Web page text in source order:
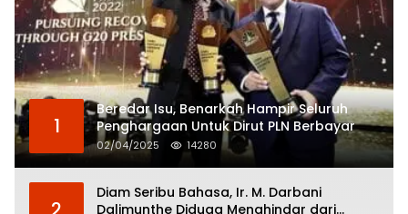
1
Beredar Isu, Benarkah Hampir Seluruh
Penghargaan Untuk Dirut PLN Berbayar
02/04/2025 14280
Diam Seribu Bahasa, Ir. M. Darbani
Dalimunthe Diduga Menghindar dari